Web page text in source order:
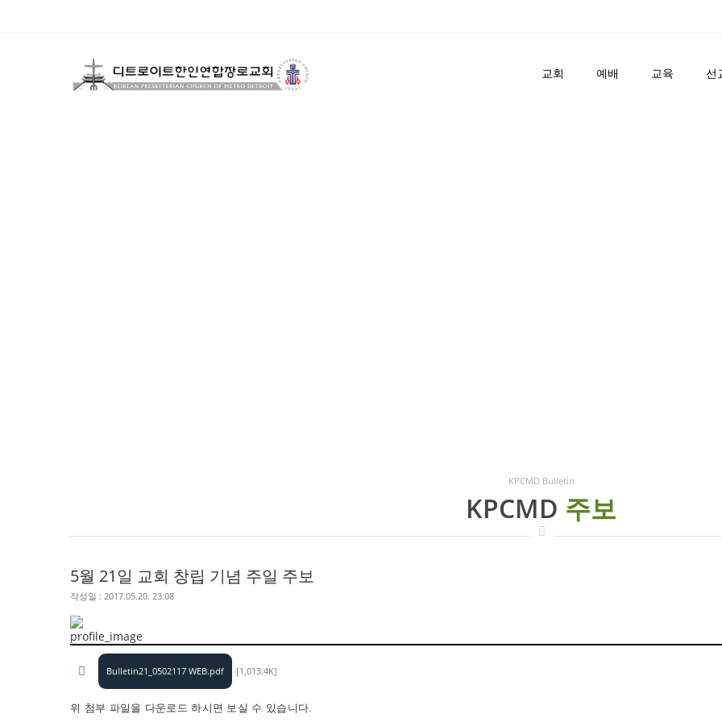
교회 예배 교육 선
KPCMD Bulletin
KPCMD 주보
5월 21일 교회 창립 기념 주일 주보
작성일 : 2017.05.20. 23:08
Bulletin21_0502117 WEB.pdf [1,013.4K]
위 첨부 파일을 다운로드 하시면 보실 수 있습니다​​.​​​​​ ​​​